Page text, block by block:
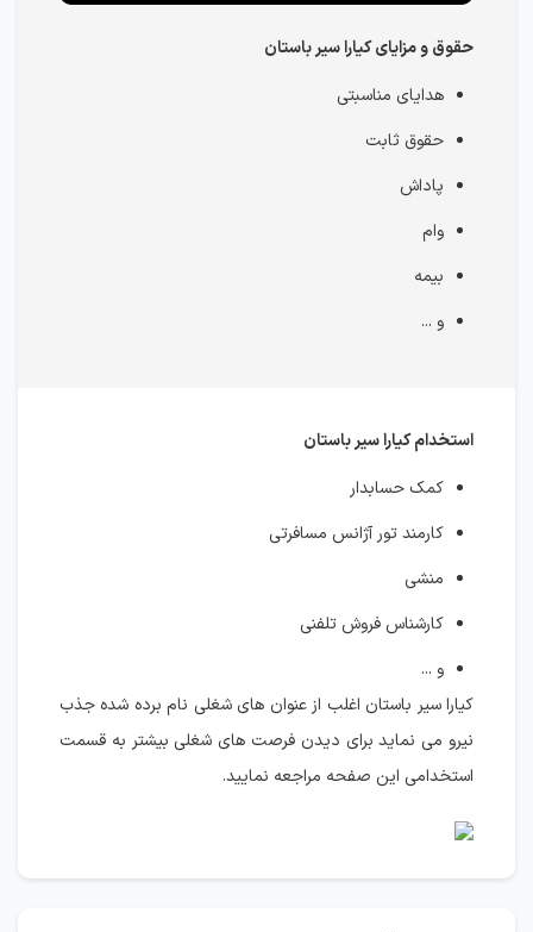
حقوق و مزایای کیارا سیر باستان
هدایای مناسبتی
حقوق ثابت
پاداش
وام
بیمه
و ...
استخدام کیارا سیر باستان
کمک حسابدار
کارمند تور آژانس مسافرتی
منشی
کارشناس فروش تلفنی
و ...
کیارا سیر باستان اغلب از عنوان های شغلی نام برده شده جذب
نیرو می نماید برای دیدن فرصت های شغلی بیشتر به قسمت
استخدامی این صفحه مراجعه نمایید.